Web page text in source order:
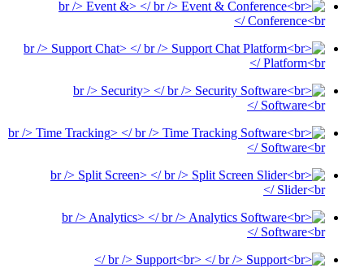
<br /> Event &
Conference<br
<br /> Support Chat
Platform<br
<br /> Security
Software<br
<br /> Time Tracking
Software<br
<br /> Split Screen
Slider<br
<br /> Analytics
Software<br
<br /> Support<br />